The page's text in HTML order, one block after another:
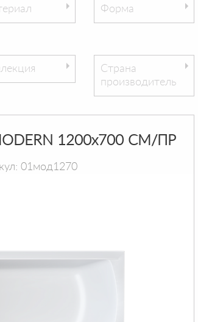
Форма
Страна
производитель
1200х700 СМ/ПР
01мод1270